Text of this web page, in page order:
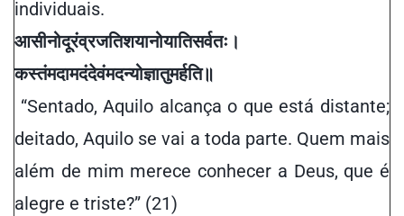
individuais.
आसीनोदूरंव्रजतिशयानोयातिसर्वतः ।
कस्तंमदामदंदेवंमदन्योज्ञातुमर्हति॥
“Sentado, Aquilo alcança o que está distante;
deitado, Aquilo se vai a toda parte. Quem mais
além de mim merece conhecer a Deus, que é
alegre e triste?” (21)